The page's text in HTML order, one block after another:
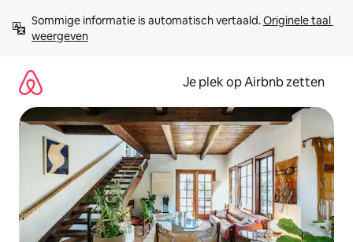
direct
naar
Sommige informatie is automatisch vertaald. Originele taal
weergeven
Je plek op Airbnb zetten